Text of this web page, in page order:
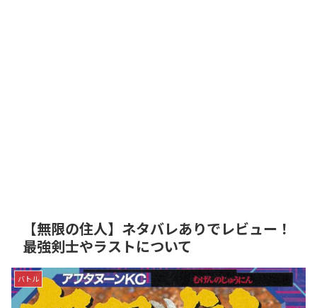
【無限の住人】ネタバレありでレビュー！
最強剣士やラストについて
バトル